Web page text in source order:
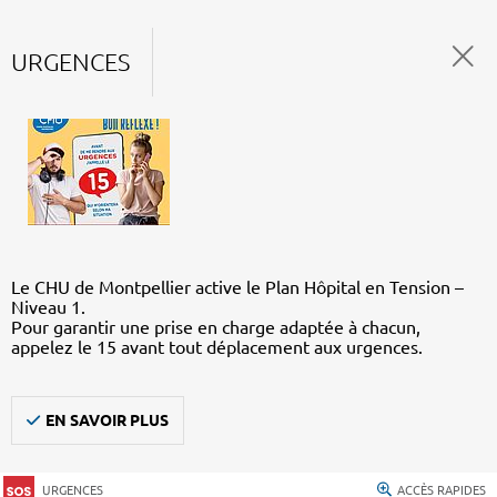
URGENCES
Le CHU de Montpellier active le Plan Hôpital en Tension –
Niveau 1.
Pour garantir une prise en charge adaptée à chacun,
appelez le 15 avant tout déplacement aux urgences.
EN SAVOIR PLUS
URGENCES ACCÈS RAPIDES